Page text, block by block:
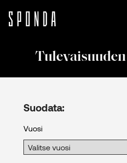
Suodata:
Vuosi